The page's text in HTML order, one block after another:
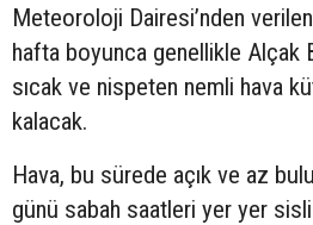
Meteoroloji Dairesi’nden
hafta boyunca genellikle Alçak
sıcak ve nispeten nemli hava
kalacak.
Hava, bu sürede açık ve az
günü sabah saatleri yer yer